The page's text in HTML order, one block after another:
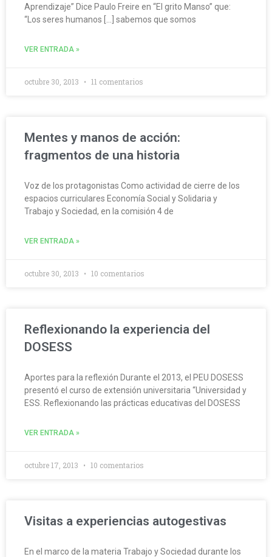
Aprendizaje” Dice Paulo Freire en “El grito Manso” que:
“Los seres humanos […] sabemos que somos
VER ENTRADA »
octubre 30, 2013 11 comentarios
Mentes y manos de acción:
fragmentos de una historia
Voz de los protagonistas Como actividad de cierre de los
espacios curriculares Economía Social y Solidaria y
Trabajo y Sociedad, en la comisión 4 de
VER ENTRADA »
octubre 30, 2013 10 comentarios
Reflexionando la experiencia del
DOSESS
Aportes para la reflexión Durante el 2013, el PEU DOSESS
presentó el curso de extensión universitaria “Universidad y
ESS. Reflexionando las prácticas educativas del DOSESS
VER ENTRADA »
octubre 17, 2013 10 comentarios
Visitas a experiencias autogestivas
En el marco de la materia Trabajo y Sociedad durante los